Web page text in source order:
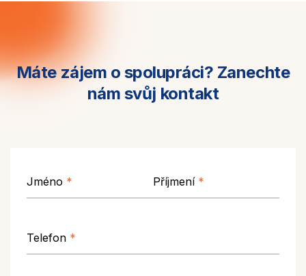
Máte zájem o spolupráci? Zanechte
nám svůj kontakt
Jméno * Příjmení *
Telefon *